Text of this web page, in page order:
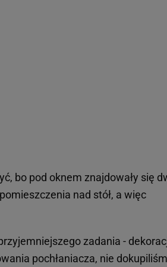
bo pod oknem znajdowały się
nad stół, a więc
zadania -
pochłaniacza, nie